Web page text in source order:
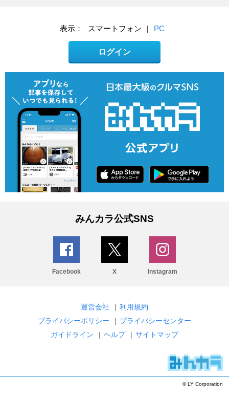
表示： スマートフォン | PC
ログイン
みんカラ公式SNS
Facebook X Instagram
運営会社 | 利用規約
プライバシーポリシー
| プライバシーセンター
ガイドライン
| ヘルプ | サイトマップ
© LY Corporation